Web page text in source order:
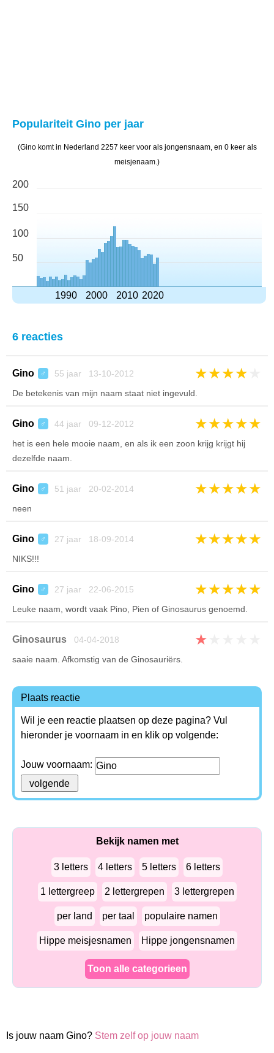
Populariteit Gino per jaar
(Gino komt in Nederland 2257 keer voor als jongensnaam, en 0 keer als
meisjenaam.)
200
150
100
50
1990 2000 2010 2020
6 reacties
Gino ♂ 55 jaar 13-10-2012 ★★★★
De betekenis van mijn naam staat niet ingevuld.
Gino ♂ 44 jaar 09-12-2012 ★★★★★
het is een hele mooie naam, en als ik een zoon krijg krijgt hij
dezelfde naam.
Gino ♂ 51 jaar 20-02-2014 ★★★★★
neen
Gino ♂ 27 jaar 18-09-2014 ★★★★★
NIKS!!!
Gino ♂ 27 jaar 22-06-2015 ★★★★★
Leuke naam, wordt vaak Pino, Pien of Ginosaurus genoemd.
Ginosaurus 04-04-2018 ★
saaie naam. Afkomstig van de Ginosauriërs.
Plaats reactie
Wil je een reactie plaatsen op deze pagina? Vul
hieronder je voornaam in en klik op volgende:
Jouw voornaam:
Bekijk namen met
3 letters 4 letters 5 letters 6 letters
1 lettergreep 2 lettergrepen 3 lettergrepen
per land per taal populaire namen
Hippe meisjesnamen Hippe jongensnamen
Toon alle categorieen
Is jouw naam Gino? Stem zelf op jouw naam